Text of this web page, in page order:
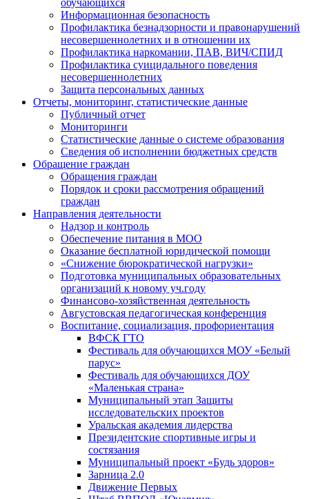
обучающихся
Информационная безопасность
Профилактика безнадзорности и правонарушений
несовершеннолетних и в отношении их
Профилактика наркомании, ПАВ, ВИЧ/СПИД
Профилактика суицидального поведения
несовершеннолетних
Защита персональных данных
Отчеты, мониторинг, статистические данные
Публичный отчет
Мониторинги
Статистические данные о системе образования
Сведения об исполнении бюджетных средств
Обращение граждан
Обращения граждан
Порядок и сроки рассмотрения обращений
граждан
Направления деятельности
Надзор и контроль
Обеспечение питания в МОО
Оказание бесплатной юридической помощи
«Снижение бюрократической нагрузки»
Подготовка муниципальных образовательных
организаций к новому уч.году
Финансово-хозяйственная деятельность
Августовская педагогическая конференция
Воспитание, социализация, профориентация
ВФСК ГТО
Фестиваль для обучающихся МОУ «Белый
парус»
Фестиваль для обучающихся ДОУ
«Маленькая страна»
Муниципальный этап Защиты
исследовательских проектов
Уральская академия лидерства
Президентские спортивные игры и
состязания
Муниципальный проект «Будь здоров»
Зарница 2.0
Движение Первых